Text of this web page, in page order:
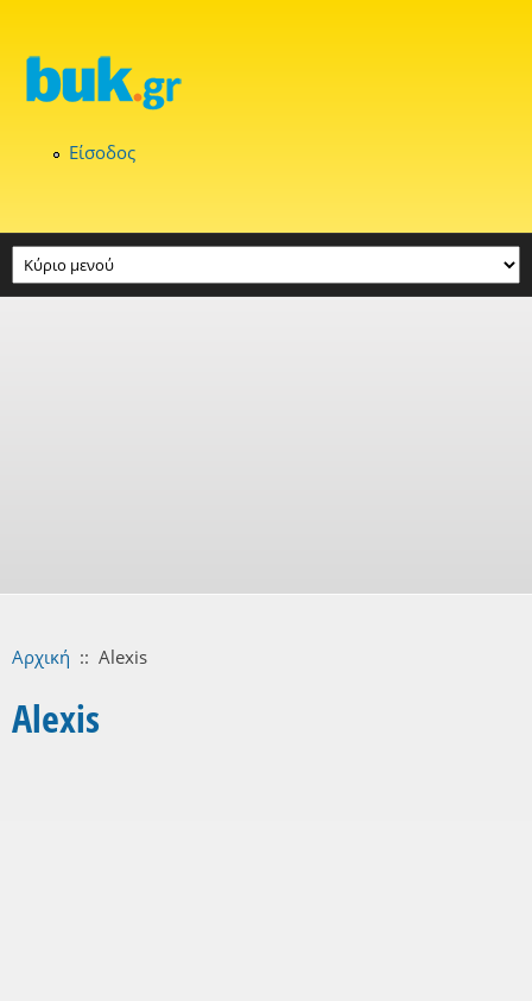
Είσοδος
Αρχική :: Alexis
Alexis